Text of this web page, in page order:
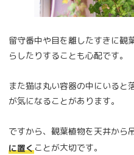
留守番中や目を離したすきに観
らしたりすることも心配です。
また猫は丸い容器の中にいると
が気になることがあります。
ですから、観葉植物を天井から
に置くことが大切です。